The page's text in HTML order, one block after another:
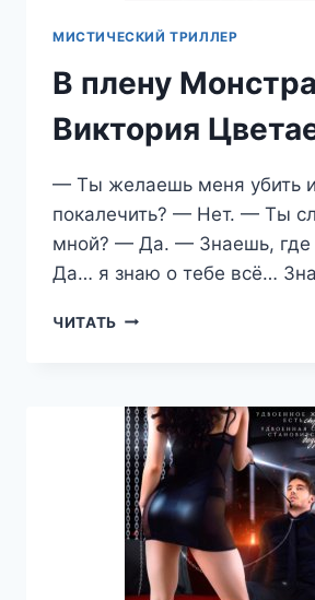
МИСТИЧЕСКИЙ ТРИЛЛЕР
В плену
Виктория
— Ты желаешь меня убить
покалечить? — Нет. — Ты
мной? — Да. — Знаешь,
Да… я знаю о тебе всё…
ЧИТАТЬ В
ВИКТОРИЯ
ЦВЕТАЕВА